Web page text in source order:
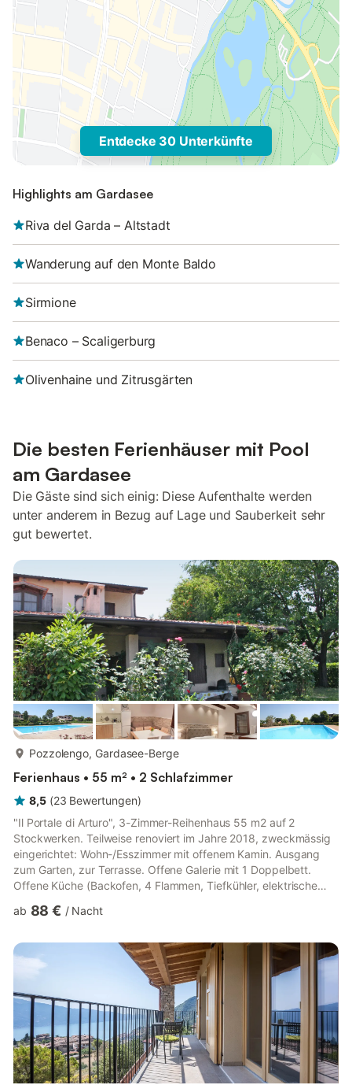
Entdecke 30 Unterkünfte
Highlights am Gardasee
Riva del Garda – Altstadt
Wanderung auf den Monte Baldo
Sirmione
Benaco – Scaligerburg
Olivenhaine und Zitrusgärten
Die besten Ferienhäuser mit Pool
am Gardasee
Die Gäste sind sich einig: Diese Aufenthalte werden
unter anderem in Bezug auf Lage und Sauberkeit sehr
gut bewertet.
Pozzolengo, Gardasee-Berge
Ferienhaus • 55 m² • 2 Schlafzimmer
8,5 (23 Bewertungen)
"Il Portale di Arturo", 3-Zimmer-Reihenhaus 55 m2 auf 2
Stockwerken. Teilweise renoviert im Jahre 2018, zweckmässig
eingerichtet: Wohn-/Esszimmer mit offenem Kamin. Ausgang
zum Garten, zur Terrasse. Offene Galerie mit 1 Doppelbett.
Offene Küche (Backofen, 4 Flammen, Tiefkühler, elektrische
Zimmer mit 1 x 2 Etagenbetten. Dusche, sep. WC. G-Heizung
m2, überdacht, Garten 100 m2. Terrassenmöbel. Zur Verfügung:
Fliegengitter. Parkplatz. Geeignet für Familien. Maximal 1
ab 88 € / Nacht